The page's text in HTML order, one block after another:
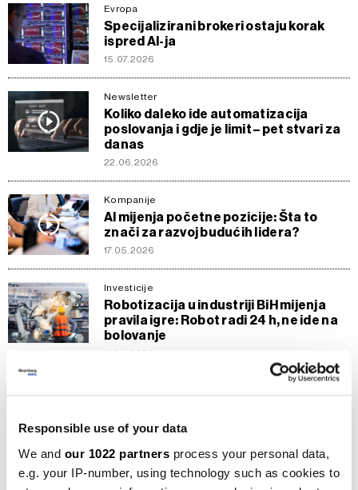
Responsible use of your data
We and our 1022 partners process your personal data,
e.g. your IP-number, using technology such as cookies to
Evropa
Specijalizirani brokeri ostaju korak
ispred AI-ja
15.07.2026
Newsletter
Koliko daleko ide automatizacija
poslovanja i gdje je limit – pet stvari za
danas
22.06.2026
Kompanije
AI mijenja početne pozicije: Šta to
znači za razvoj budućih lidera?
17.05.2026
Investicije
Robotizacija u industriji BiH mijenja
pravila igre: Robot radi 24 h, ne ide na
bolovanje
11.04.2025
brigu?
Tehnologija